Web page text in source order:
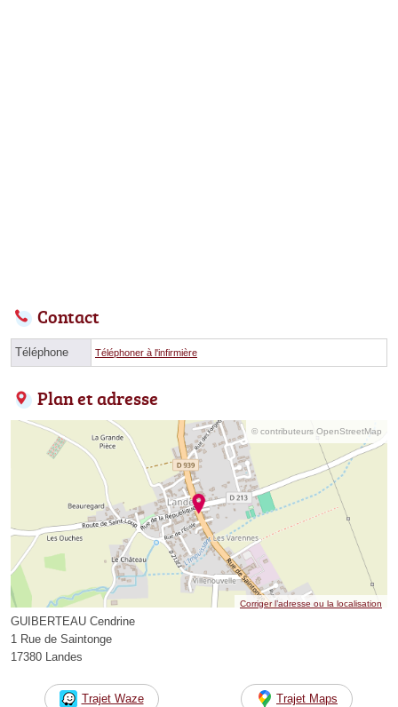
Contact
Téléphone Téléphoner à l'infirmière
Plan et adresse
© contributeurs OpenStreetMap
Corriger l’adresse ou la localisation
GUIBERTEAU Cendrine
1 Rue de Saintonge
17380 Landes
Trajet Waze Trajet Maps